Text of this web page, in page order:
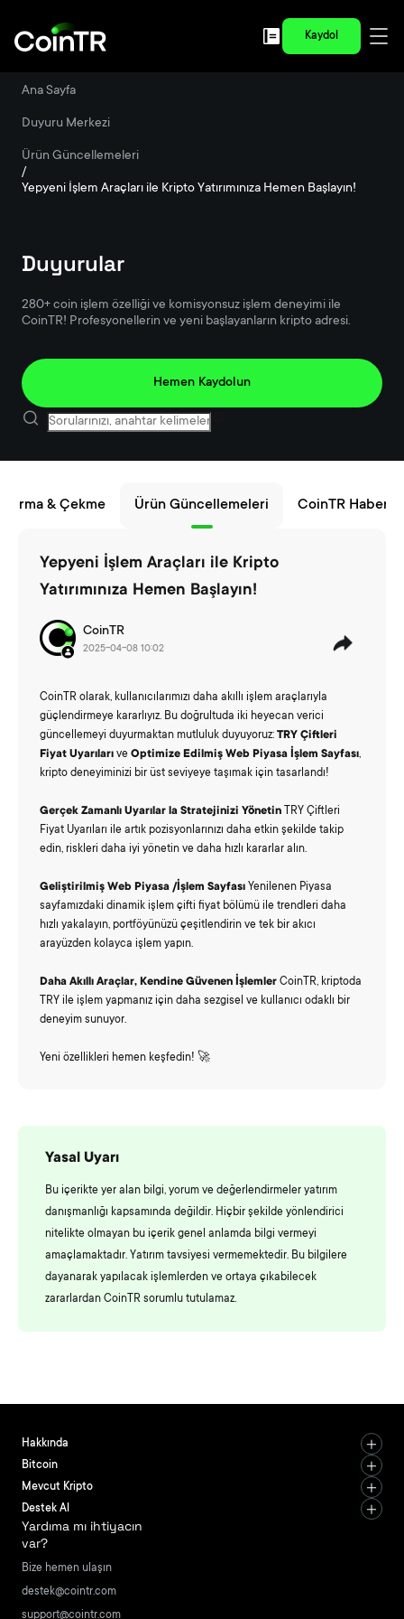
Kaydol
Ana Sayfa
Duyuru Merkezi
Ürün Güncellemeleri
/
Yepyeni İşlem Araçları ile Kripto Yatırımınıza Hemen Başlayın!‌
Duyurular
280+ coin işlem özelliği ve komisyonsuz işlem deneyimi ile
CoinTR! Profesyonellerin ve yeni başlayanların kripto adresi.
Hemen Kaydolun
& Çekme Ürün Güncellemeleri CoinTR
Yepyeni İşlem Araçları ile Kripto
Yatırımınıza Hemen Başlayın!‌
CoinTR
2025-04-08 10:02
CoinTR olarak, kullanıcılarımızı daha akıllı işlem araçlarıyla
güçlendirmeye kararlıyız. Bu doğrultuda iki heyecan verici
güncellemeyi duyurmaktan mutluluk duyuyoruz: TRY Çiftleri
Fiyat Uyarıları ve Optimize Edilmiş Web Piyasa İşlem Sayfası,
kripto deneyiminizi bir üst seviyeye taşımak için tasarlandı!
Gerçek Zamanlı Uyarılar la Stratejinizi Yönetin TRY Çiftleri
Fiyat Uyarıları ile artık pozisyonlarınızı daha etkin şekilde takip
edin, riskleri daha iyi yönetin ve daha hızlı kararlar alın.
Geliştirilmiş Web Piyasa /İşlem Sayfası Yenilenen Piyasa
sayfamızdaki dinamik işlem çifti fiyat bölümü ile trendleri daha
hızlı yakalayın, portföyünüzü çeşitlendirin ve tek bir akıcı
arayüzden kolayca işlem yapın.
Daha Akıllı Araçlar, Kendine Güvenen İşlemler CoinTR, kriptoda
TRY ile işlem yapmanız için daha sezgisel ve kullanıcı odaklı bir
deneyim sunuyor.
Yeni özellikleri hemen keşfedin! 🚀
Yasal Uyarı
Bu içerikte yer alan bilgi, yorum ve değerlendirmeler yatırım
danışmanlığı kapsamında değildir. Hiçbir şekilde yönlendirici
nitelikte olmayan bu içerik genel anlamda bilgi vermeyi
amaçlamaktadır. Yatırım tavsiyesi vermemektedir. Bu bilgilere
dayanarak yapılacak işlemlerden ve ortaya çıkabilecek
zararlardan CoinTR sorumlu tutulamaz.
Hakkında
Bitcoin
Mevcut Kripto
Destek Al
Yardıma mı ihtiyacın
var?
Bize hemen ulaşın
destek@cointr.com
support@cointr.com